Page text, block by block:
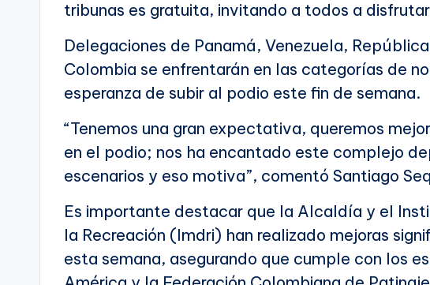
tribunas es gratuita, invitando a todos a
Delegaciones de Panamá, Venezuela,
Colombia se enfrentarán en las categorías de
esperanza de subir al podio este fin de semana.
“Tenemos una gran expectativa, queremos
en el podio; nos ha encantado este complejo
escenarios y eso motiva”, comentó Santiago
Es importante destacar que la Alcaldía y el
la Recreación (Imdri) han realizado mejoras
esta semana, asegurando que cumple con los